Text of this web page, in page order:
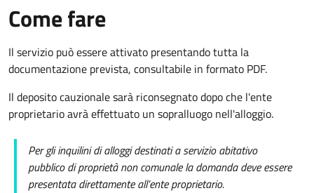
Come fare
Il servizio può essere attivato presentando tutta la
documentazione prevista, consultabile in formato PDF.
Il deposito cauzionale sarà riconsegnato dopo che l'ente
proprietario avrà effettuato un sopralluogo nell'alloggio.
Per gli inquilini di alloggi destinati a servizio abitativo
pubblico di proprietà non comunale la domanda deve essere
presentata direttamente all’ente proprietario.